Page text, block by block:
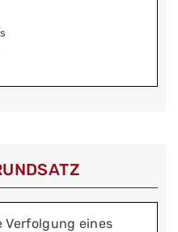
Verfolgung eines